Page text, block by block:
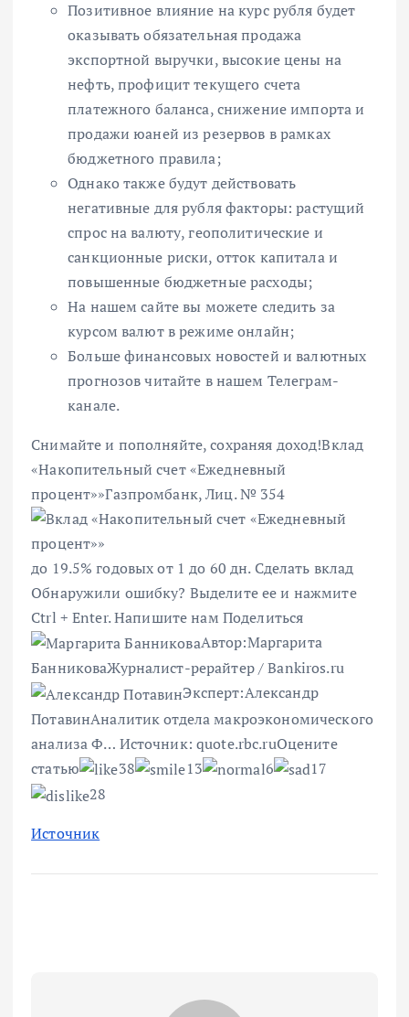
Позитивное влияние на курс рубля будет
оказывать обязательная продажа
экспортной выручки, высокие цены на
нефть, профицит текущего счета
платежного баланса, снижение импорта и
продажи юаней из резервов в рамках
бюджетного правила;
Однако также будут действовать
негативные для рубля факторы: растущий
спрос на валюту, геополитические и
санкционные риски, отток капитала и
повышенные бюджетные расходы;
На нашем сайте вы можете следить за
курсом валют в режиме онлайн;
Больше финансовых новостей и валютных
прогнозов читайте в нашем Телеграм-
канале.
Снимайте и пополняйте, сохраняя доход!Вклад
«Накопительный счет «Ежедневный
процент»»Газпромбанк, Лиц. № 354
до 19.5% годовых от 1до 60 дн. Сделать вклад
Обнаружили ошибку? Выделите ее и нажмите
Ctrl + Enter. Напишите нам Поделиться
Автор:Маргарита
БанниковаЖурналист-рерайтер / Bankiros.ru
Эксперт:Александр
ПотавинАналитик отдела макроэкономического
анализа Ф… Источник:quote.rbc.ruОцените
статью
38 13 6
17
28
Источник